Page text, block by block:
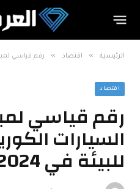
الرئيسية » اقتصاد » رقم قياسي
اقتصاد
رقم قياسي
السيارات
للبيئة في 2024